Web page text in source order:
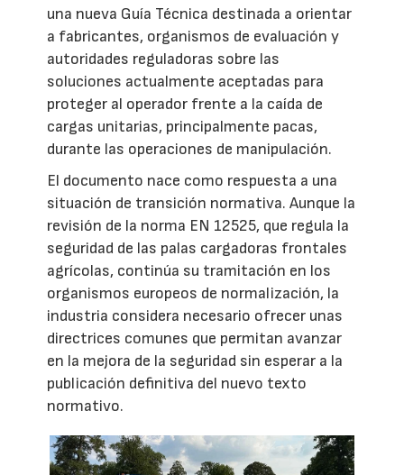
una nueva Guía Técnica destinada a orientar
a fabricantes, organismos de evaluación y
autoridades reguladoras sobre las
soluciones actualmente aceptadas para
proteger al operador frente a la caída de
cargas unitarias, principalmente pacas,
durante las operaciones de manipulación.
El documento nace como respuesta a una
situación de transición normativa. Aunque la
revisión de la norma EN 12525, que regula la
seguridad de las palas cargadoras frontales
agrícolas, continúa su tramitación en los
organismos europeos de normalización, la
industria considera necesario ofrecer unas
directrices comunes que permitan avanzar
en la mejora de la seguridad sin esperar a la
publicación definitiva del nuevo texto
normativo.